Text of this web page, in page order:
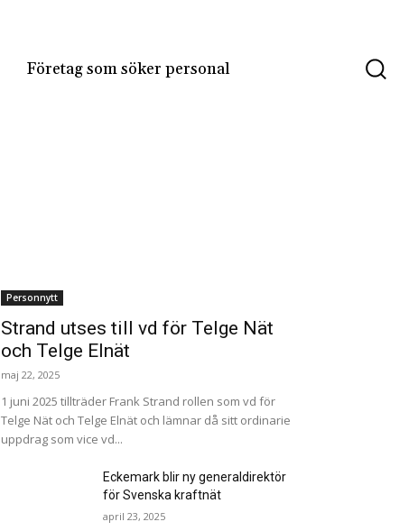
Företag som söker personal
Personnytt
Strand utses till vd för Telge Nät
och Telge Elnät
maj 22, 2025
1 juni 2025 tillträder Frank Strand rollen som vd för
Telge Nät och Telge Elnät och lämnar då sitt ordinarie
uppdrag som vice vd...
Eckemark blir ny generaldirektör
för Svenska kraftnät
april 23, 2025